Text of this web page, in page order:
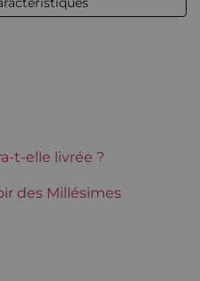
% vol - 75 cl
abîmée
t-elle livrée ?
des Millésimes